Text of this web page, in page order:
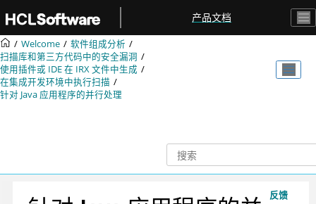
产品文档
Welcome
软件组成分析
扫描库和第三方代码中的安全漏洞
使用插件或 IDE 在 IRX文件中生成
在集成开发环境中执行扫描
针对 Java 应用程序的并行处理
反馈